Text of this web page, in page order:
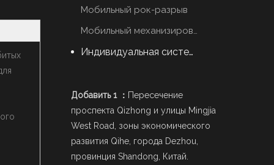
Мобильный рок-разрыв
Мобильный механизированный Scaler
Индивидуальная система стрел
Добавить 1 ： Пересечение
проспекта Qizhong и улицы Mingjia
West Road, зоны экономического
развития Qihe, города Dezhou,
провинция Shandong, Китай.